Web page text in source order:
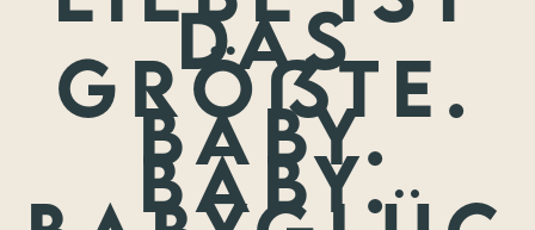
das
größte.
Baby.
Baby.